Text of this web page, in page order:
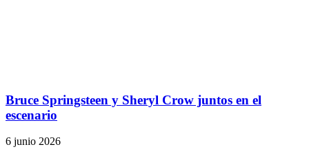
Bruce Springsteen y Sheryl Crow juntos en el
escenario
6 junio 2026